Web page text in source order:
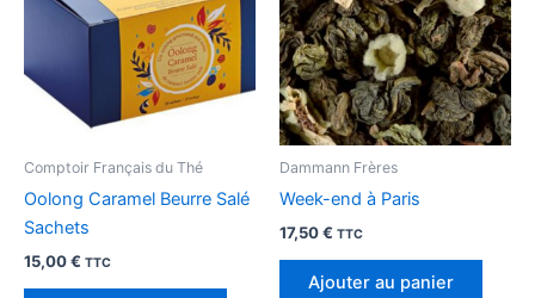
Comptoir Français du Thé
Oolong Caramel Beurre Salé
Sachets
15,00€ TTC
Dammann Frères
Week-end à Paris
17,50€ TTC
Ajouter au panier